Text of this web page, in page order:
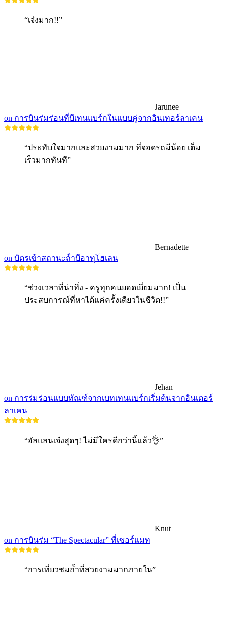
“เจ๋งมาก!!”
Jarunee
on การบินร่มร่อนที่บีเทนแบร์กในแบบคู่จากอินเทอร์ลาเคน
“ประทับใจมากและสวยงามมาก ที่จอดรถมีน้อย เต็ม
เร็วมากทันที”
Bernadette
on บัตรเข้าสถานะถ้ําบีอาทุโฮเลน
“ช่วงเวลาที่น่าทึ่ง - ครูทุกคนยอดเยี่ยมมาก! เป็น
ประสบการณ์ที่หาได้แค่ครั้งเดียวในชีวิต!!”
Jehan
on การร่มร่อนแบบทัณฑ์จากเบทเทนแบร์กเริ่มต้นจากอินเตอร์
ลาเคน
“อัลแลนเจ๋งสุดๆ! ไม่มีใครดีกว่านี้แล้ว👌”
Knut
on การบินร่ม “The Spectacular” ที่เซอร์แมท
“การเที่ยวชมถ้ำที่สวยงามมากภายใน”